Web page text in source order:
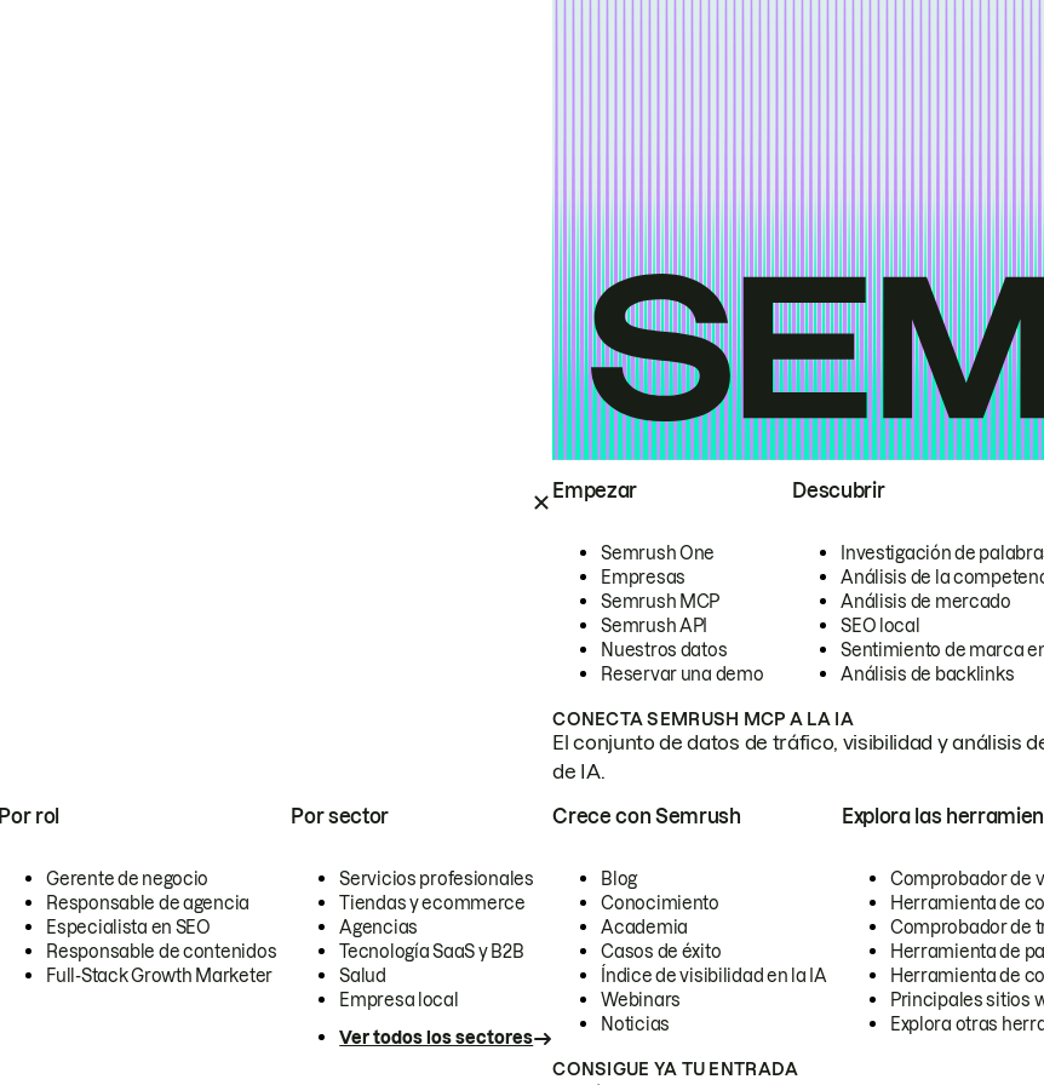
Empezar
Semrush One
Empresas
Semrush MCP
Semrush API
Nuestros datos
Reservar una demo
Descubrir
Investigación de
Análisis de la
Análisis de mercado
SEO local
Sentimiento de marca
Análisis de backlinks
CONECTA SEMRUSH MCP A LA IA
El conjunto de datos de tráfico, visibilidad y análisis
de IA.
Por rol
Gerente de negocio
Responsable de agencia
Especialista en SEO
Responsable de contenidos
Full-Stack Growth Marketer
Por sector
Servicios profesionales
Tiendas y ecommerce
Agencias
Tecnología SaaS y B2B
Salud
Empresa local
Ver todos los sectores
Crece con Semrush
Blog
Conocimiento
Academia
Casos de éxito
Índice de visibilidad en la IA
Webinars
Noticias
Explora las
Comprobador de
Herramienta de
Comprobador de
Herramienta de
Herramienta de
Principales sitios
Explora otras
CONSIGUE YA TU ENTRADA